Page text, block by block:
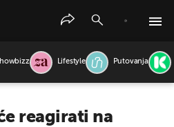
Lifestyle Putovanja
reagirati na